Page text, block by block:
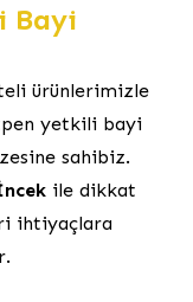
Bayi
ürünlerimizle
yetkili bayi
sahibiz.
ile dikkat
ihtiyaçlara